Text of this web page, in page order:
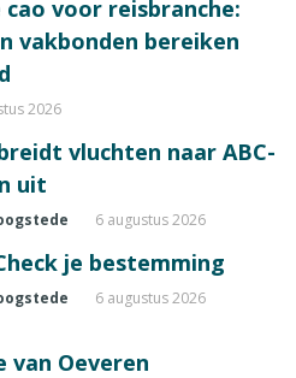
cao voor reisbranche:
vakbonden bereiken
2026
vluchten naar ABC-
uit
6 augustus 2026
je bestemming
6 augustus 2026
van Oeveren